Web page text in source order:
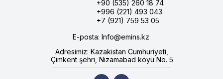
+90 (535) 260 18 74
+996 (221) 493 043
+7 (921) 759 53 05
Adresimiz: Kazakistan Cumhuriyeti,
Çimkent şehri, Nizamabad köyü No. 5
E-posta: Info@emins.kz